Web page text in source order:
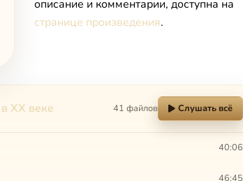
описание и комментарии, доступна на
странице произведения.
XX веке 41 файлов Слушать всё
40:06
46:45